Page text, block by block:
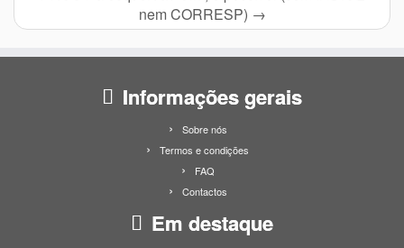
nem CORRESP) →
Informações gerais
Sobre nós
Termos e condições
FAQ
Contactos
Em destaque